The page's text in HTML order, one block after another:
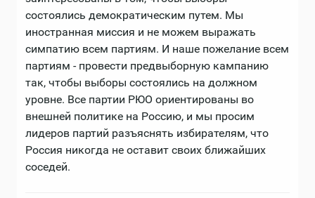
состоялись демократическим путем. Мы
иностранная миссия и не можем выражать
симпатию всем партиям. И наше пожелание всем
партиям - провести предвыборную кампанию
так, чтобы выборы состоялись на должном
уровне. Все партии РЮО ориентированы во
внешней политике на Россию, и мы просим
лидеров партий разъяснять избирателям, что
Россия никогда не оставит своих ближайших
соседей.